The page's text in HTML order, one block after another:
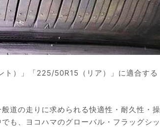
）」「225/50R15（リア）」に適合する
道の走りに求められる快適性・耐久性・操
も、ヨコハマのグローバル・フラッグシッ